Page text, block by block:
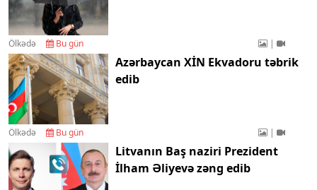
Ölkədə Bu gün |
Azərbaycan XİN Ekvadoru təbrik
edib
Ölkədə Bu gün |
Litvanın Baş naziri Prezident
İlham Əliyevə zəng edib